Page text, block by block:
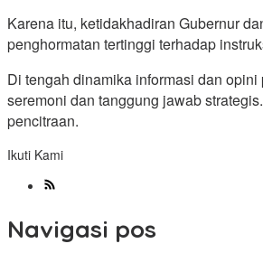
Karena itu, ketidakhadiran Gubernur
penghormatan tertinggi terhadap
Di tengah dinamika informasi dan
seremoni dan tanggung jawab
pencitraan.
Ikuti Kami
Navigasi pos